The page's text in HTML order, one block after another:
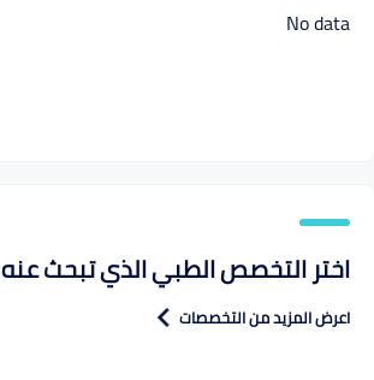
No data
اختر التخصص الطبي الذي تبحث عنه
اعرض المزيد من التخصصات